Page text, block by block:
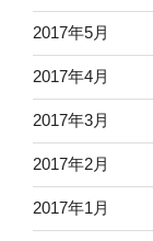
2017年5月
2017年4月
2017年3月
2017年2月
2017年1月